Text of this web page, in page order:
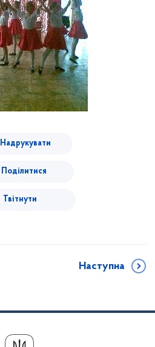
Надрукувати
Поділитися
Твітнути
Наступна